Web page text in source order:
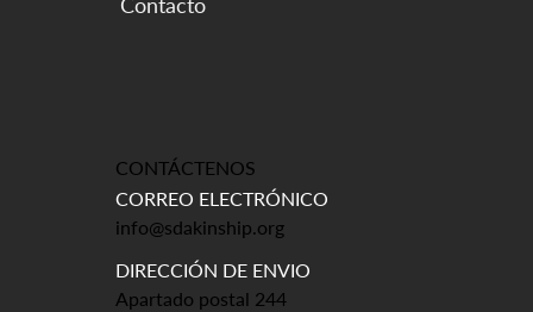
CONTÁCTENOS
CORREO ELECTRÓNICO
info@sdakinship.org
DIRECCIÓN DE ENVIO
Apartado postal 244